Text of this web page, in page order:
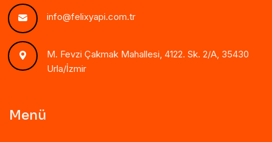
info@felixyapi.com.tr
M. Fevzi Çakmak Mahallesi, 4122. Sk. 2/A, 35430
Urla/İzmir
Menü